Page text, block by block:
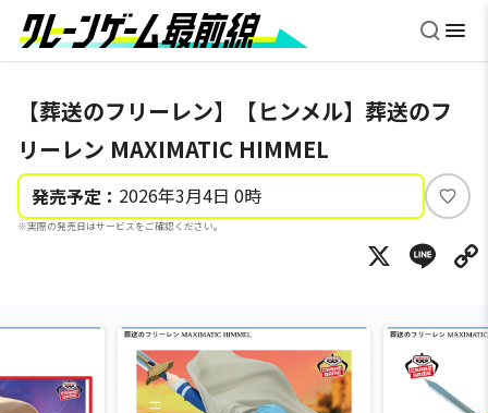
【葬送のフリーレン】【ヒンメル】葬送のフ
リーレン MAXIMATIC HIMMEL
発売予定： 2026年3月4日 0時
※実際の発売日はサービスをご確認ください。
い
ね
X